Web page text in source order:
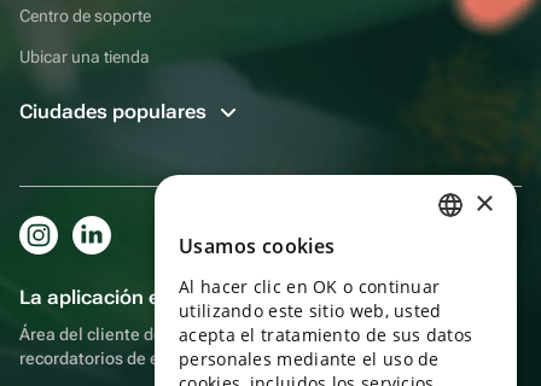
Centro de soporte
Ubicar una tienda
Ciudades populares
La aplicación es aún más práctica.
Área del cliente del destinatario, más bonos por compras y
recordatorios de eventos
ENGLISH
UKRAINIAN
PORTUGUESE
×
Usamos cookies
Al hacer clic en OK o continuar
utilizando este sitio web, usted
acepta el tratamiento de sus datos
personales mediante el uso de